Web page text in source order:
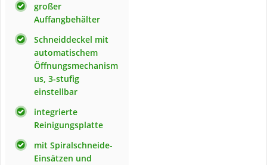
großer
Auffangbehälter
Schneiddeckel mit
automatischem
Öffnungsmechanism
us, 3-stufig
einstellbar
integrierte
Reinigungsplatte
mit Spiralschneide-
Einsätzen und